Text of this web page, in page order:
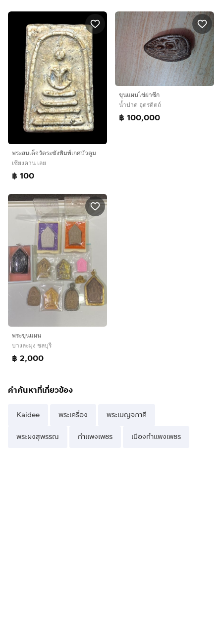
พระสมเด็จวัดระฆังพิมพ์เกศบัวตูม
เชียงคาน เลย
฿ 100
ขุนแผนไข่ผ่าซีก
น้ำปาด อุตรดิตถ์
฿ 100,000
พระขุนแผน
บางละมุง ชลบุรี
฿ 2,000
คำค้นหาที่เกี่ยวข้อง
Kaidee พระเครื่อง พระเบญจภาคี
พระผงสุพรรณ กำแพงเพชร เมืองกำแพงเพชร